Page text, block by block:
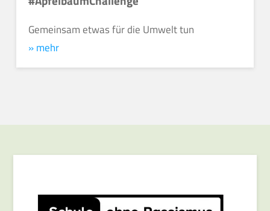
Gemeinsam etwas für die Umwelt tun
» mehr